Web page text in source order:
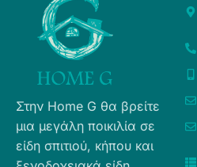
Στην Home G θα βρείτε
μια μεγάλη ποικιλία σε
είδη σπιτιού, κήπου και